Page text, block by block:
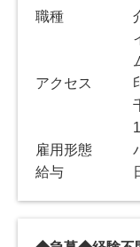
職種
アクセス
雇用形態
給与